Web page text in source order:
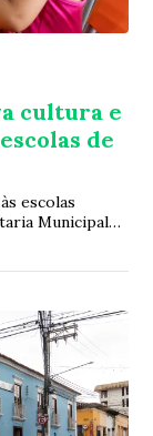
cultura e
de
escolas
Municipal